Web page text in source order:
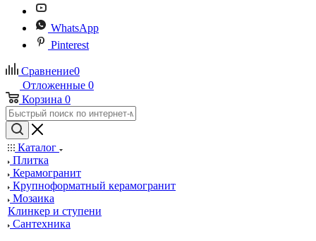
WhatsApp
Pinterest
Сравнение0
Отложенные 0
Корзина 0
Каталог
Плитка
Керамогранит
Крупноформатный керамогранит
Мозаика
Клинкер и ступени
Сантехника